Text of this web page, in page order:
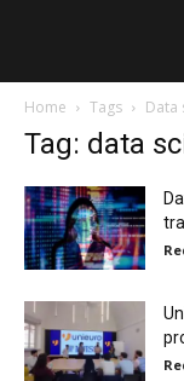
Home Tags Data
Tag: data